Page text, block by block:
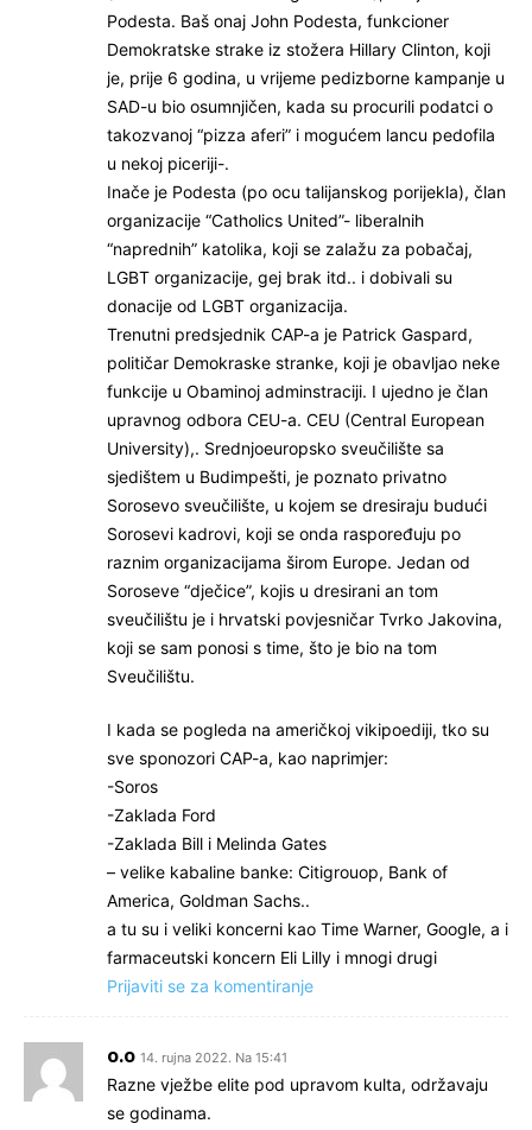
Podesta. Baš onaj John Podesta, funkcioner
Demokratske strake iz stožera Hillary Clinton, koji
je, prije 6 godina, u vrijeme pedizborne kampanje u
SAD-u bio osumnjičen, kada su procurili podatci o
takozvanoj “pizza aferi” i mogućem lancu pedofila
u nekoj piceriji-.
Inače je Podesta (po ocu talijanskog porijekla), član
organizacije “Catholics United”- liberalnih
“naprednih” katolika, koji se zalažu za pobačaj,
LGBT organizacije, gej brak itd.. i dobivali su
donacije od LGBT organizacija.
Trenutni predsjednik CAP-a je Patrick Gaspard,
političar Demokraske stranke, koji je obavljao neke
funkcije u Obaminoj adminstraciji. I ujedno je član
upravnog odbora CEU-a. CEU (Central European
University),. Srednjoeuropsko sveučilište sa
sjedištem u Budimpešti, je poznato privatno
Sorosevo sveučilište, u kojem se dresiraju budući
Sorosevi kadrovi, koji se onda raspoređuju po
raznim organizacijama širom Europe. Jedan od
Soroseve “dječice”, kojis u dresirani an tom
sveučilištu je i hrvatski povjesničar Tvrko Jakovina,
koji se sam ponosi s time, što je bio na tom
Sveučilištu.
I kada se pogleda na američkoj vikipoediji, tko su
sve sponozori CAP-a, kao naprimjer:
-Soros
-Zaklada Ford
-Zaklada Bill i Melinda Gates
– velike kabaline banke: Citigrouop, Bank of
America, Goldman Sachs..
a tu su i veliki koncerni kao Time Warner, Google, a i
farmaceutski koncern Eli Lilly i mnogi drugi
Prijaviti se za komentiranje
o.o 14. rujna 2022. Na 15:41
Razne vježbe elite pod upravom kulta, održavaju
se godinama.